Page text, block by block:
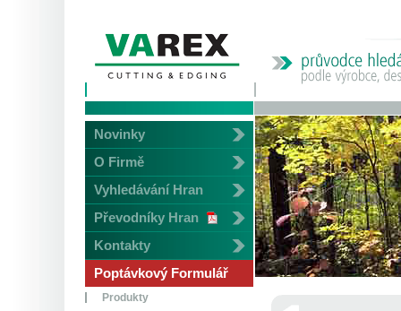
Novinky
O Firmě
Vyhledávání Hran
Převodníky Hran
Kontakty
Poptávkový Formulář
Produkty